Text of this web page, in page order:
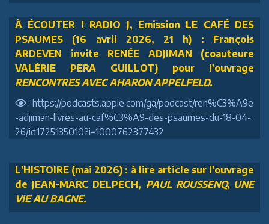
À ÉCOUTER ! RADIO J, Emission LE CAFÉ DES
PSAUMES (16 avril 2026, 21 h) : François
ARDEVEN invite RENÉE ADJIMAN (coauteure
VALÉRIE PERA GUILLOT) pour l'ouvrage
RENCONTRES AVEC AHARON APPELFELD.
: https://podcasts.apple.com/ga/podcast/ren%C3%A9e
-adjiman-livres-au-caf%C3%A9-des-psaumes-du-18-04-
26/id1725135010?i=1000762377432
L'HISTOIRE (mai 2026) : à lire article sur l'ouvrage
de JEAN-MARC DELPECH, PAUL ROUSSENQ, UNE
VIE AU BAGNE.